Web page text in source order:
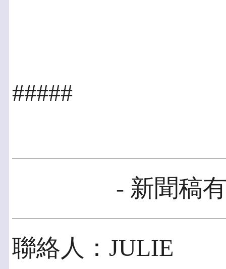
#####
- 新聞稿
聯絡人：JULIE